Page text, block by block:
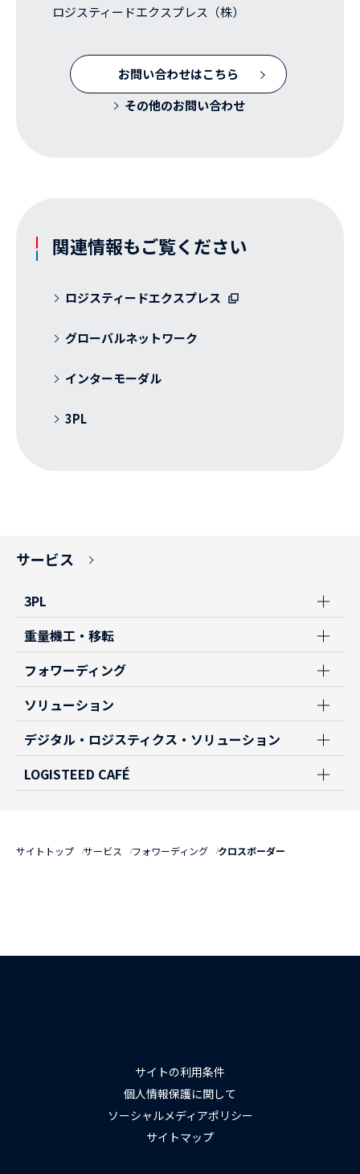
ロジスティードエクスプレス（株）
お問い合わせはこちら
その他のお問い合わせ
関連情報もご覧ください
ロジスティードエクスプレス
グローバルネットワーク
インターモーダル
3PL
サービス
3PL
重量機工・移転
フォワーディング
ソリューション
デジタル・ロジスティクス・ソリューション
LOGISTEED CAFÉ
サイトトップ サービス フォワーディング クロスボーダー
サイトの利用条件
個人情報保護に関して
ソーシャルメディアポリシー
サイトマップ